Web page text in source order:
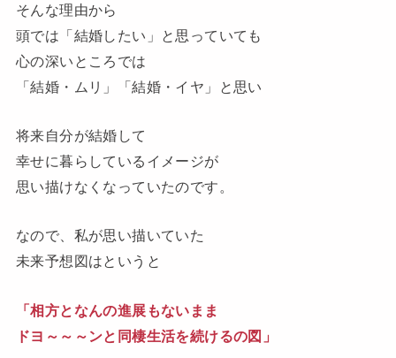
そんな理由から
頭では「結婚したい」と思っていても
心の深いところでは
「結婚・ムリ」「結婚・イヤ」と思い
将来自分が結婚して
幸せに暮らしているイメージが
思い描けなくなっていたのです。
なので、私が思い描いていた
未来予想図はというと
「相方となんの進展もないまま
ドヨ～～～ンと同棲生活を続けるの図」